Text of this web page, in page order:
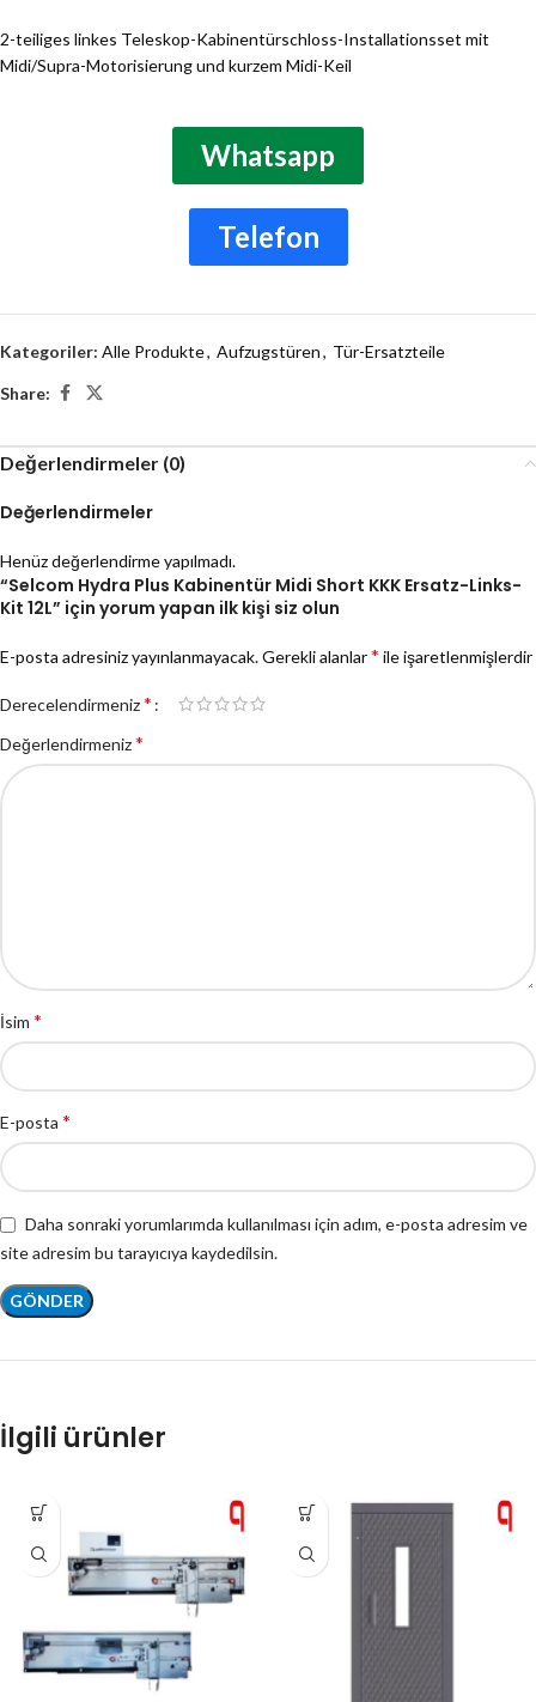
2-teiliges linkes Teleskop-Kabinentürschloss-Installationsset mit
Midi/Supra-Motorisierung und kurzem Midi-Keil
Whatsapp
Telefon
Kategoriler: Alle Produkte, Aufzugstüren, Tür-Ersatzteile
Share:
Değerlendirmeler (0)
Değerlendirmeler
Henüz değerlendirme yapılmadı.
“Selcom Hydra Plus Kabinentür Midi Short KKK Ersatz-Links-
Kit 12L” için yorum yapan ilk kişi siz olun
E-posta adresiniz yayınlanmayacak.Gerekli alanlar* ile işaretlenmişlerdir
Derecelendirmeniz*
Değerlendirmeniz*
İsim *
E-posta *
Daha sonraki yorumlarımda kullanılması için adım, e-posta adresim ve
site adresim bu tarayıcıya kaydedilsin.
İlgili ürünler